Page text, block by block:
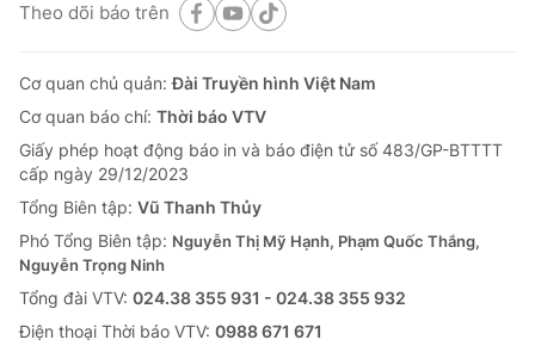
Theo dõi báo trên
Cơ quan chủ quản:Đài Truyền hình Việt Nam
Cơ quan báo chí: Thời báo VTV
Giấy phép hoạt động báo in và báo điện tử số 483/GP-BTTTT
cấp ngày 29/12/2023
Tổng Biên tập: Vũ Thanh Thủy
Phó Tổng Biên tập: Nguyễn Thị Mỹ Hạnh, Phạm Quốc Thắng,
Nguyễn Trọng Ninh
Tổng đài VTV: 024.38 355 931 - 024.38 355 932
Ðiện thoại Thời báo VTV: 0988 671 671